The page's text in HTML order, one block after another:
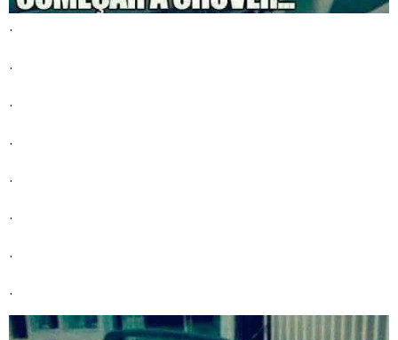
.
.
.
.
.
.
.
.